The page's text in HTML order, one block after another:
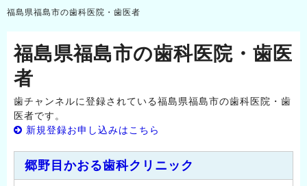
福島県福島市の歯科医院・歯医者
福島県福島市の歯科医院・歯医
者
歯チャンネルに登録されている福島県福島市の歯科医院・歯
医者です。
新規登録お申し込みはこちら
郷野目かおる歯科クリニック